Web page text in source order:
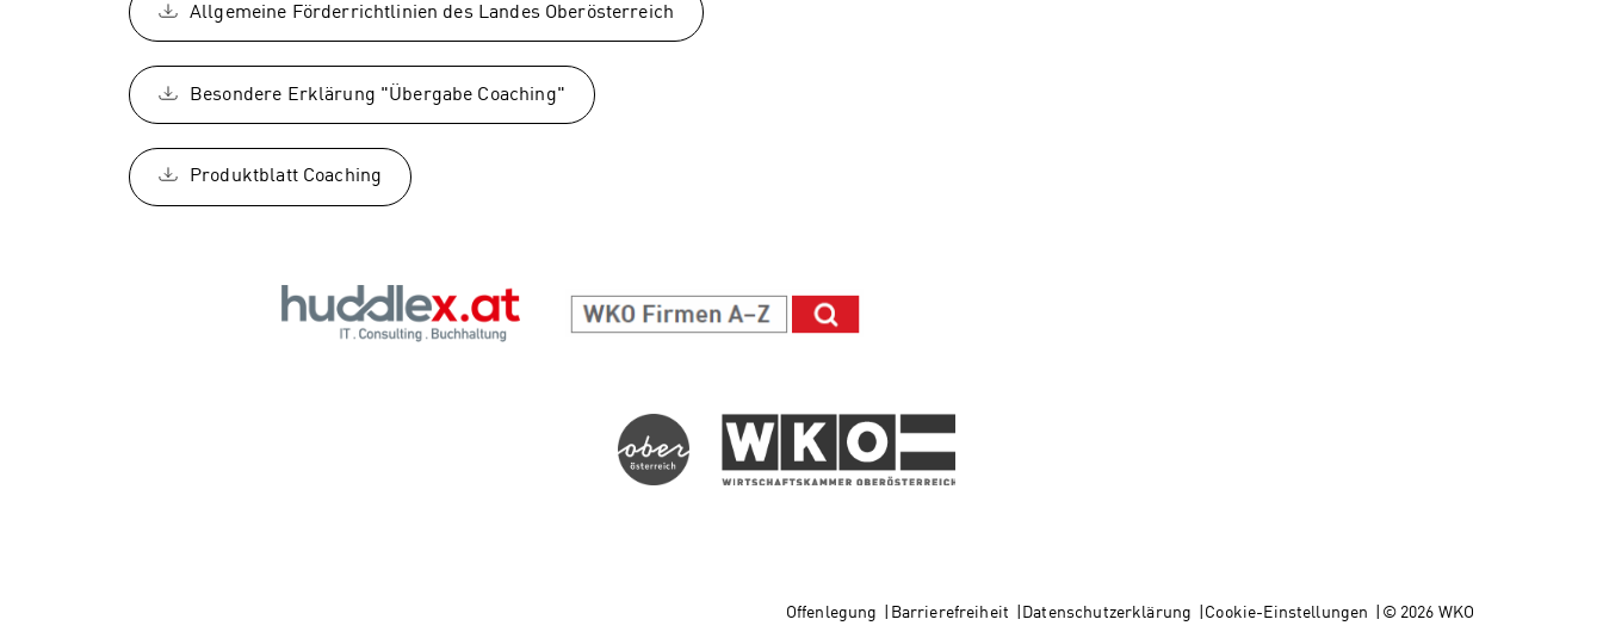
Allgemeine Förderrichtlinien des Landes Oberösterreich
Besondere Erklärung "Übergabe Coaching"
Produktblatt Coaching
Offenlegung Barrierefreiheit Datenschutzerklärung Cookie-Einstellungen © 2026 WKO